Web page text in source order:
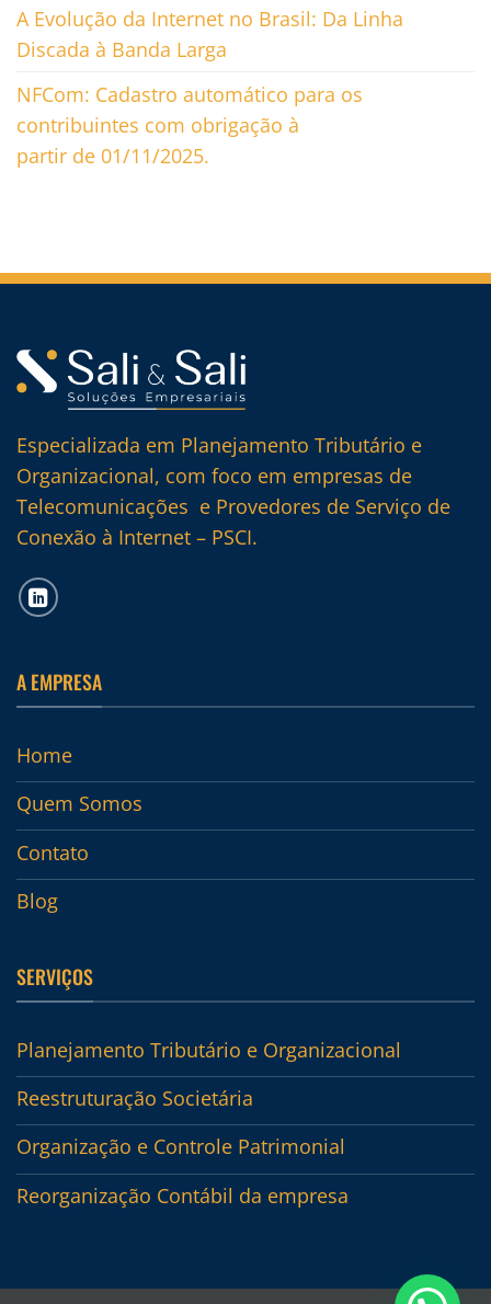
A Evolução da Internet no Brasil: Da Linha
Discada à Banda Larga
NFCom: Cadastro automático para os
contribuintes com obrigação à
partir de 01/11/2025.
Especializada em Planejamento Tributário e
Organizacional, com foco em empresas de
Telecomunicações e Provedores de Serviço de
Conexão à Internet – PSCI.
A EMPRESA
Home
Quem Somos
Contato
Blog
SERVIÇOS
Planejamento Tributário e Organizacional
Reestruturação Societária
Organização e Controle Patrimonial
Reorganização Contábil da empresa